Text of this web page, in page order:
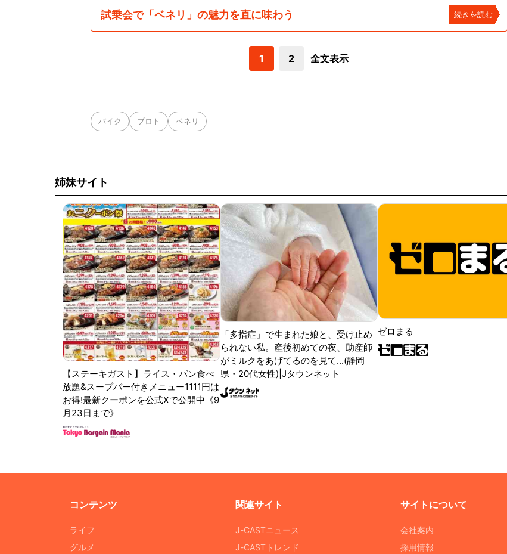
試乗会で「ベネリ」の魅力を直に味わう 続きを読む
1 2 全文表示
バイク プロト ベネリ
姉妹サイト
【ステーキガスト】ライス・パン食べ
放題&スープバー付きメニュー1111円は
お得!最新クーポンを公式Xで公開中《9
月23日まで》
「多指症」で生まれた娘と、受け止め
られない私。産後初めての夜、助産師
がミルクをあげてるのを見て...(静岡
県・20代女性)|Jタウンネット
ゼロまる
コンテンツ
ライフ
グルメ
関連サイト
J-CASTニュース
J-CASTトレンド
サイトについて
会社案内
採用情報